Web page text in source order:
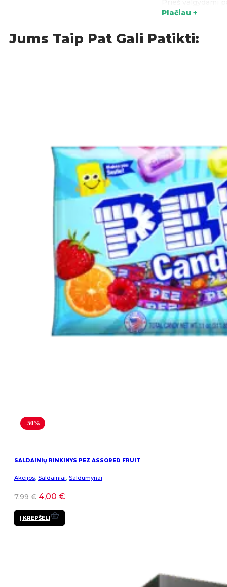
Plačiau +
Jums Taip Pat Gali Patikti:
-50%
SALDAINIŲ RINKINYS PEZ ASSORED FRUIT
Akcijos, Saldainiai, Saldumynai
7,99€ 4,00 €
Į KREPŠELĮ